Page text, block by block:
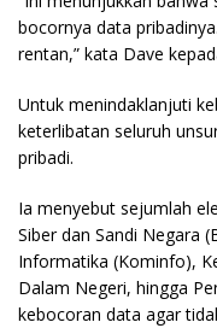
bocornya data
rentan,” kata Dave
Untuk menindaklanjuti
keterlibatan seluruh
pribadi.
Ia menyebut sejumlah
Siber dan Sandi Negara
Informatika (Kominfo),
Dalam Negeri, hingga
kebocoran data agar